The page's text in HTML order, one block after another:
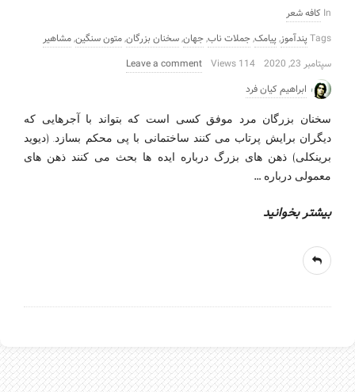
In کافه شعر
Tagsپندآموز,پیامک,جملات ناب,جهان,سخنان بزرگان,متون سنگین,مشاهیر
سپتامبر 23, 2020
114 Views
Leave a comment
ابراهیم کیان فرد
سخنان بزرگان مرد موفق کسی است که بتواند با آجرهایی که
دیگران برایش پرتاب می کنند ساختمانی با پی محکم بسازد. (دیوید
برینکلی) ذهن های بزرگ درباره ایده ها بحث می کنند ذهن های
معمولی درباره …
بیشتر بخوانید